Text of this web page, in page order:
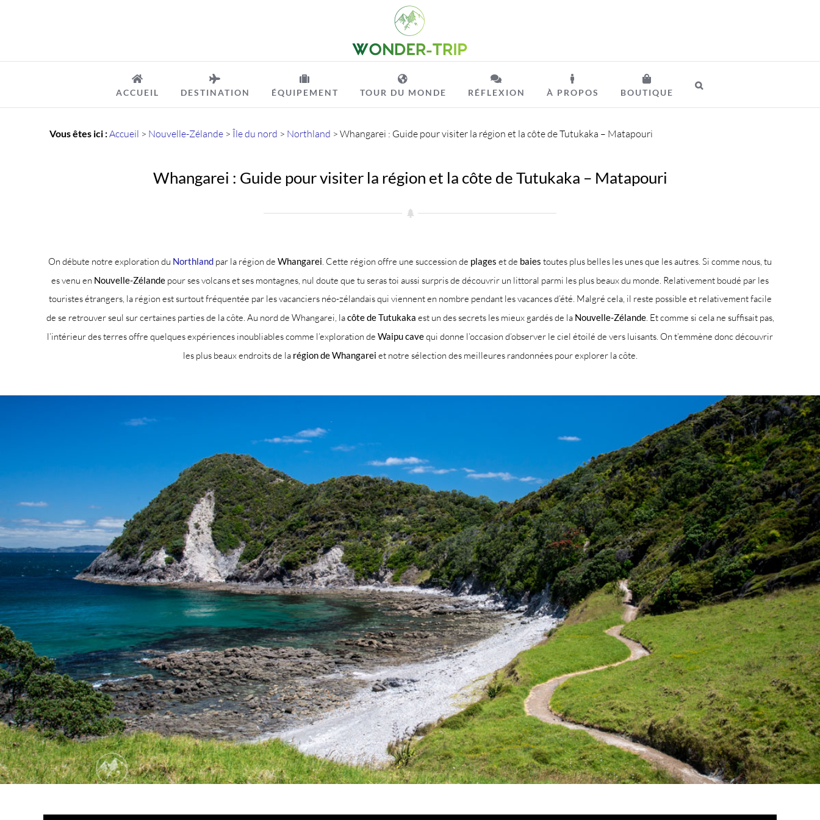
ACCUEIL DESTINATION ÉQUIPEMENT TOUR DU MONDE RÉFLEXION À PROPOS BOUTIQUE
Vous êtes ici :Accueil > Nouvelle-Zélande> Île du nord > Northland > Whangarei : Guide pour visiter la région et la côte de Tutukaka – Matapouri
Whangarei : Guide pour visiter la région et la côte de Tutukaka – Matapouri
On débute notre exploration du Northland par la région de Whangarei. Cette région offre une succession de plages et de baies toutes plus belles les unes que les autres. Si comme nous, tu
es venu en Nouvelle-Zélande pour ses volcans et ses montagnes, nul doute que tu seras toi aussi surpris de découvrir un littoral parmi les plus beaux du monde. Relativement boudé par les
touristes étrangers, la région est surtout fréquentée par les vacanciers néo-zélandais qui viennent en nombre pendant les vacances d’été. Malgré cela, il reste possible et relativement facile
de se retrouver seul sur certaines parties de la côte. Au nord de Whangarei, lacôte de Tutukaka est un des secrets les mieux gardés de la Nouvelle-Zélande. Et comme si cela ne suffisait pas,
l’intérieur des terres offre quelques expériences inoubliables comme l’exploration de Waipu cavequi donne l’occasion d’observer le ciel étoilé de vers luisants. On t’emmène donc découvrir
les plus beaux endroits de la région de Whangarei et notre sélection des meilleures randonnées pour explorer la côte.